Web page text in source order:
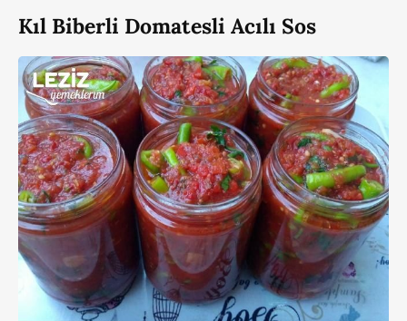
Kıl Biberli Domatesli Acılı Sos